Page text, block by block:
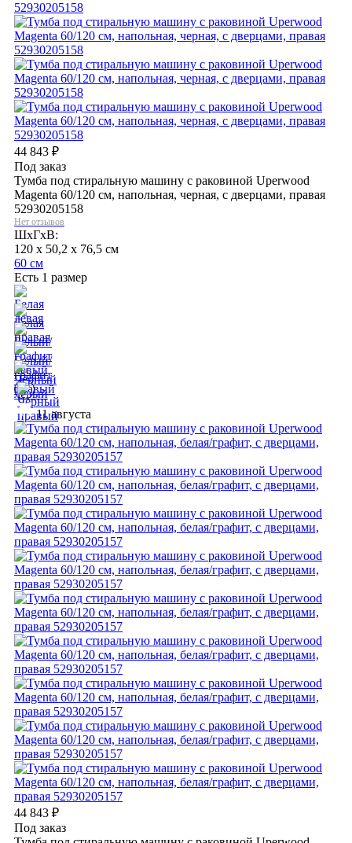
44 843 ₽
Под заказ
Тумба под стиральную машину с раковиной Uperwood
Magenta 60/120 см, напольная, черная, с дверцами, правая
52930205158
Нет отзывов
ШхГхВ:
120 x 50,2 x 76,5 см
60 см
Есть 1 размер
11 августа
44 843 ₽
Под заказ